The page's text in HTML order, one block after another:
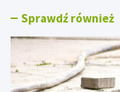
n
e
i
a
r
m
a
j
Sprawdź również